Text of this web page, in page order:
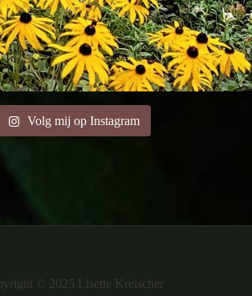
Volg mij op Instagram
© 2025 Lisette Kreischer